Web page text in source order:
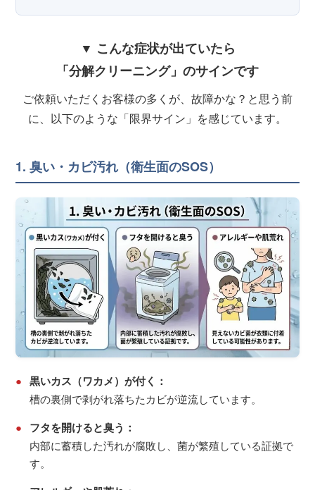
▼ こんな症状が出ていたら
「分解クリーニング」のサインです
ご依頼いただくお客様の多くが、故障かな？と思う前
に、以下のような「限界サイン」を感じています。
1. 臭い・カビ汚れ（衛生面のSOS）
● 黒いカス（ワカメ）が付く：
槽の裏側で剥がれ落ちたカビが逆流しています。
●
フタを開けると臭う：
内部に蓄積した汚れが腐敗し、菌が繁殖している証拠で
す。